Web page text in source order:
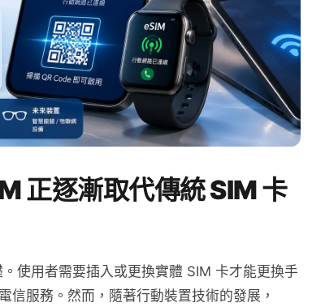
正逐漸取代傳統 SIM 卡
使用者需要插入或更換實體 SIM 卡才能更換手
信服務。然而，隨著行動裝置技術的發展，